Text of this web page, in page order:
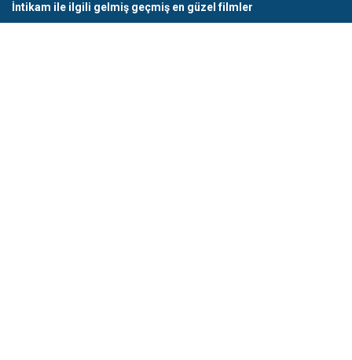
İntikam ile ilgili gelmiş geçmiş en güzel filmler